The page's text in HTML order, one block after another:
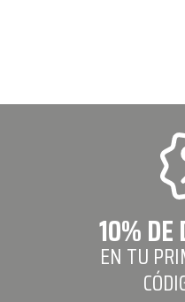
10% DE
EN TU